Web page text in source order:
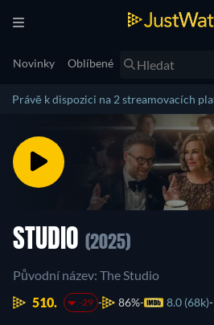
Novinky Oblíbené
Právě k dispozici na 2 streamovacích
STUDIO (2025)
Původní název: The Studio
510.
-29 86% 8.0 (68k)